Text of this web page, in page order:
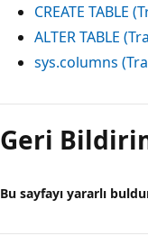
CREATE TABLE
ALTER TABLE
sys.columns
Geri
Bu sayfayı yararlı